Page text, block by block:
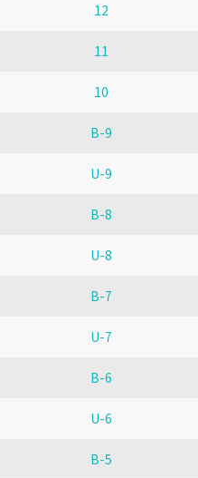
12
11
10
B-9
U-9
B-8
U-8
B-7
U-7
B-6
U-6
B-5